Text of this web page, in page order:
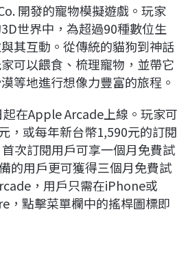
開發的寵物模擬遊戲。玩家
世界中，為超過90種數位生
其互動。從傳統的貓狗到神話
可以餵食、梳理寵物，並帶它
等地進行想像力豐富的旅程。
起在Apple Arcade上線。玩家可
，或每年新台幣1,590元的訂閱
次訂閱用戶可享一個月免費試
的用戶更可獲得三個月免費試
，用戶只需在iPhone或
，點擊菜單欄中的搖桿圖標即